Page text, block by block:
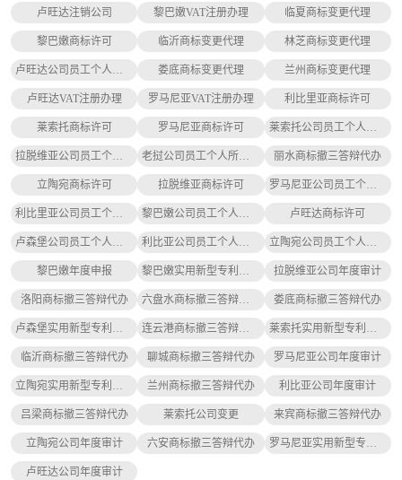
卢旺达注销公司 黎巴嫩VAT注册办理 临夏商标变更代理
黎巴嫩商标许可 临沂商标变更代理 林芝商标变更代理
卢旺达公司员工个人所得税缴纳 娄底商标变更代理 兰州商标变更代理
卢旺达VAT注册办理 罗马尼亚VAT注册办理 利比里亚商标许可
莱索托商标许可 罗马尼亚商标许可 莱索托公司员工个人所得税缴纳
拉脱维亚公司员工个人所得税缴纳 老挝公司员工个人所得税缴纳 丽水商标撤三答辩代办
立陶宛商标许可 拉脱维亚商标许可 罗马尼亚公司员工个人所得税缴纳
利比里亚公司员工个人所得税缴纳 黎巴嫩公司员工个人所得税缴纳 卢旺达商标许可
卢森堡公司员工个人所得税缴纳 利比亚公司员工个人所得税缴纳 立陶宛公司员工个人所得税缴纳
黎巴嫩年度申报 黎巴嫩实用新型专利申请 拉脱维亚公司年度审计
洛阳商标撤三答辩代办 六盘水商标撤三答辩代办 娄底商标撤三答辩代办
卢森堡实用新型专利申请 连云港商标撤三答辩代办 莱索托实用新型专利申请
临沂商标撤三答辩代办 聊城商标撤三答辩代办 罗马尼亚公司年度审计
立陶宛实用新型专利申请 兰州商标撤三答辩代办 利比亚公司年度审计
吕梁商标撤三答辩代办 莱索托公司变更 来宾商标撤三答辩代办
立陶宛公司年度审计 六安商标撤三答辩代办 罗马尼亚实用新型专利申请
卢旺达公司年度审计